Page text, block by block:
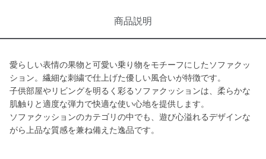
商品説明
愛らしい表情の果物と可愛い乗り物をモチーフにしたソファクッ
ション。繊細な刺繍で仕上げた優しい風合いが特徴です。
子供部屋やリビングを明るく彩るソファクッションは、柔らかな
肌触りと適度な弾力で快適な使い心地を提供します。
ソファクッションのカテゴリの中でも、遊び心溢れるデザインな
がら上品な質感を兼ね備えた逸品です。